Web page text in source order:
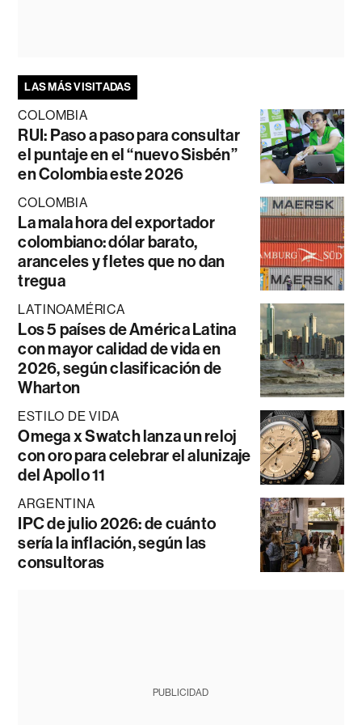
LAS MÁS VISITADAS
COLOMBIA
RUI: Paso a paso para consultar
el puntaje en el “nuevo Sisbén”
en Colombia este 2026
COLOMBIA
La mala hora del exportador
colombiano: dólar barato,
aranceles y fletes que no dan
tregua
LATINOAMÉRICA
Los 5 países de América Latina
con mayor calidad de vida en
2026, según clasificación de
Wharton
ESTILO DE VIDA
Omega x Swatch lanza un reloj
con oro para celebrar el alunizaje
del Apollo 11
ARGENTINA
IPC de julio 2026: de cuánto
sería la inflación, según las
consultoras
PUBLICIDAD